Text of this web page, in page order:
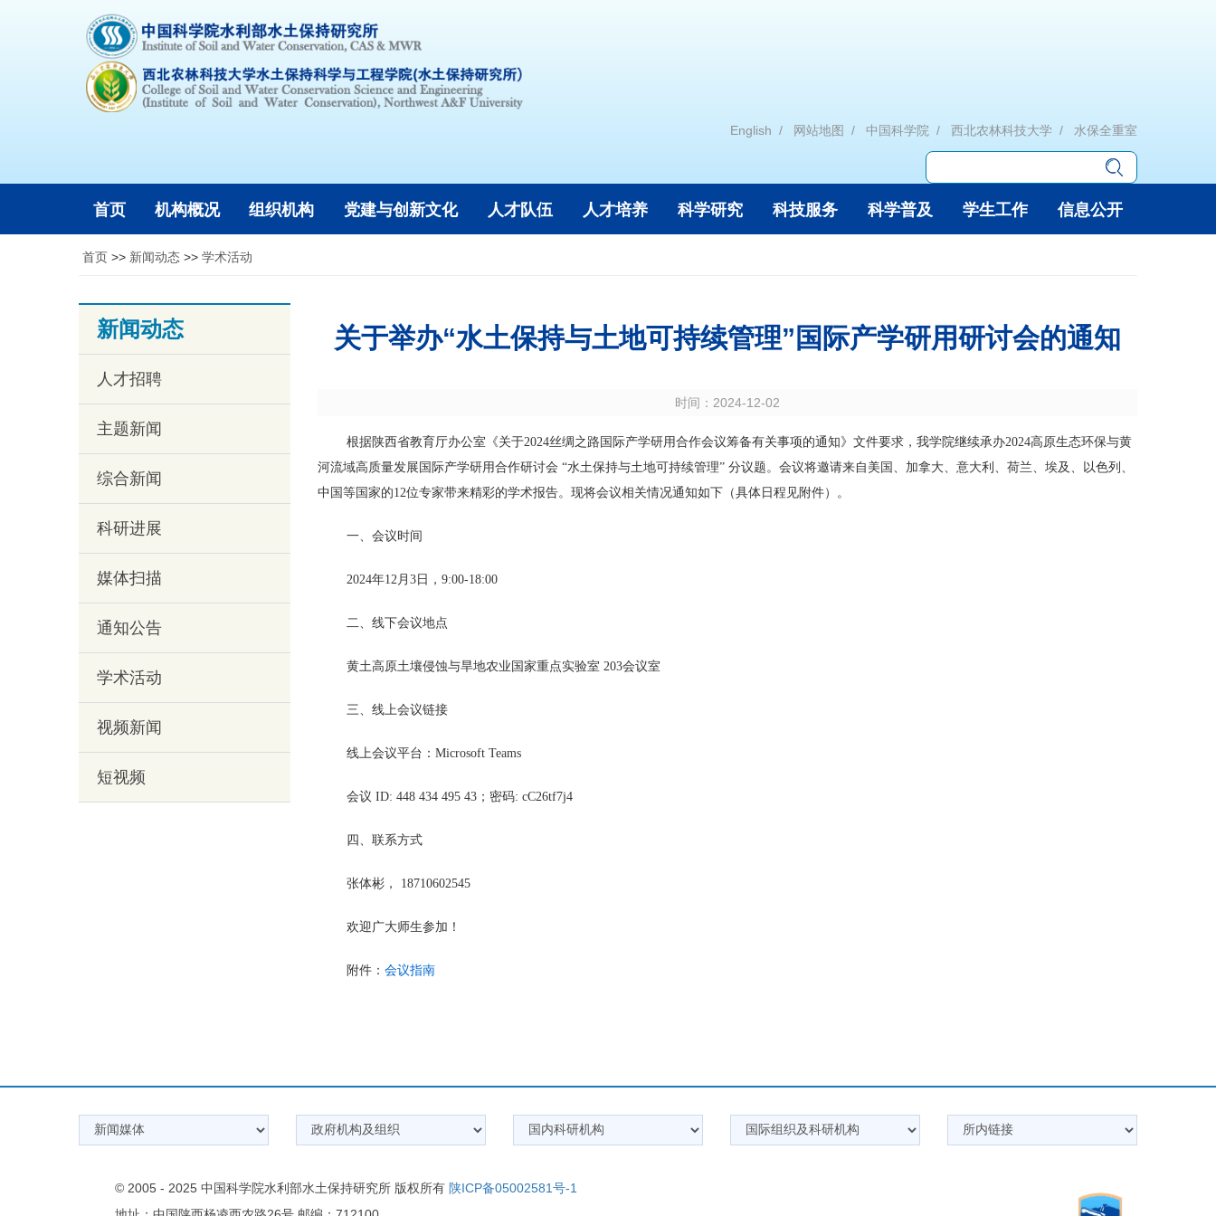
English 网站地图 中国科学院 西北农林科技大学 水保全重室
首页 机构概况 组织机构 党建与创新文化 人才队伍 人才培养 科学研究 科技服务 科学普及 学生工作 信息公开
首页 >> 新闻动态 >> 学术活动
新闻动态
人才招聘
主题新闻
综合新闻
科研进展
媒体扫描
通知公告
学术活动
视频新闻
短视频
关于举办“水土保持与土地可持续管理”国际产学研用研讨会的通知
时间： 2024-12-02
根据陕西省教育厅办公室《关于2024丝绸之路国际产学研用合作会议筹备有关事项的通知》文件要求，我学院继续承办2024高原生态环保与黄
河流域高质量发展国际产学研用合作研讨会 “水土保持与土地可持续管理” 分议题。会议将邀请来自美国、加拿大、意大利、荷兰、埃及、以色列、
中国等国家的12位专家带来精彩的学术报告。现将会议相关情况通知如下（具体日程见附件）。
一、会议时间
2024年12月3日，9:00-18:00
二、线下会议地点
黄土高原土壤侵蚀与旱地农业国家重点实验室 203会议室
三、线上会议链接
线上会议平台：Microsoft Teams
会议 ID: 448 434 495 43；密码: cC26tf7j4
四、联系方式
张体彬， 18710602545
欢迎广大师生参加！
附件： 会议指南
© 2005 - 2025 中国科学院水利部水土保持研究所 版权所有 陕ICP备05002581号-1